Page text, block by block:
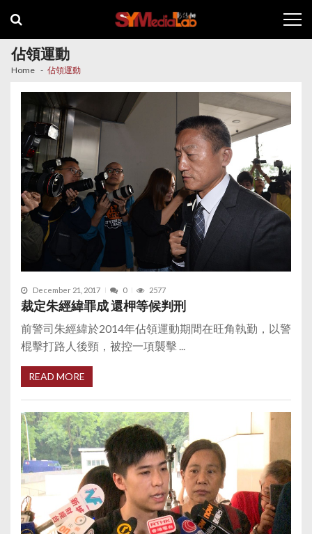
navigation
content
佔領運動
Home 佔領運動
December 21, 2017 0 2577
裁定朱經緯罪成 還柙等候判刑
前警司朱經緯於2014年佔領運動期間在旺角執勤，以警
棍擊打路人後頸，被控一項襲擊 ...
READ MORE